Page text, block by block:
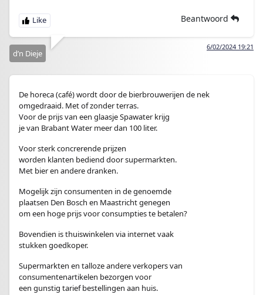
Beantwoord
6/02/2024 19:21
d’n Dieje
De horeca (café) wordt door de bierbrouwerijen de nek
omgedraaid. Met of zonder terras.
Voor de prijs van een glaasje Spawater krijg
je van Brabant Water meer dan 100 liter.
Voor sterk concrerende prijzen
worden klanten bediend door supermarkten.
Met bier en andere dranken.
Mogelijk zijn consumenten in de genoemde
plaatsen Den Bosch en Maastricht genegen
om een hoge prijs voor consumpties te betalen?
Bovendien is thuiswinkelen via internet vaak
stukken goedkoper.
Supermarkten en talloze andere verkopers van
consumentenartikelen bezorgen voor
een gunstig tarief bestellingen aan huis.